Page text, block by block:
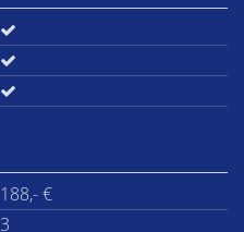
188,- €
3